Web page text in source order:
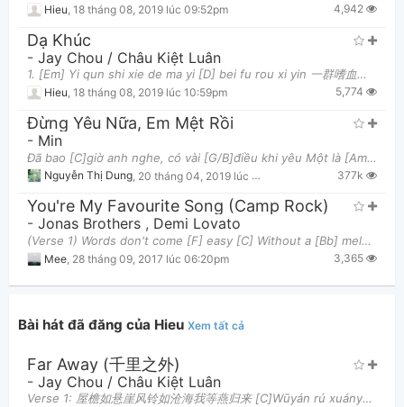
Thông tin chung
Hieu, 18 tháng 08, 2019 lúc 09:52pm 4,942
Dạ Khúc
- Jay Chou / Châu Kiệt Luân
1. [Em] Yi qun shi xie de ma yi [D] bei fu rou xi yin 一群嗜血的螞蟻被腐肉所吸引 [C] Wo mian wu biao qing [G] k
Hieu, 18 tháng 08, 2019 lúc 10:59pm 5,774
Đừng Yêu Nữa, Em Mệt Rồi
- Min
Đã bao [C]giờ anh nghe, có vài [G/B]điều khi yêu Một là [Am7]không nói dối, hai là ko nói [Em]dối n
Nguyễn Thị Dung 20 tháng 04, 2019 lúc 11:13pm 377k
You're My Favourite Song (Camp Rock)
- Jonas Brothers , Demi Lovato
(Verse 1) Words don't come [F] easy [C] Without a [Bb] melo-[F]dy I'm always [F] thinking [C] In
Mee 28 tháng 09, 2017 lúc 06:20pm 3,365
Bài hát đã đăng của Hieu Xem tất cả
Far Away (千里之外)
- Jay Chou / Châu Kiệt Luân
Verse 1: 屋檐如悬崖风铃如沧海我等燕归来 [C]Wūyán rú xuányá [G]fēnglíng rú cānghǎi [Am]wǒ děng yàn [G]guīlái 时间被安